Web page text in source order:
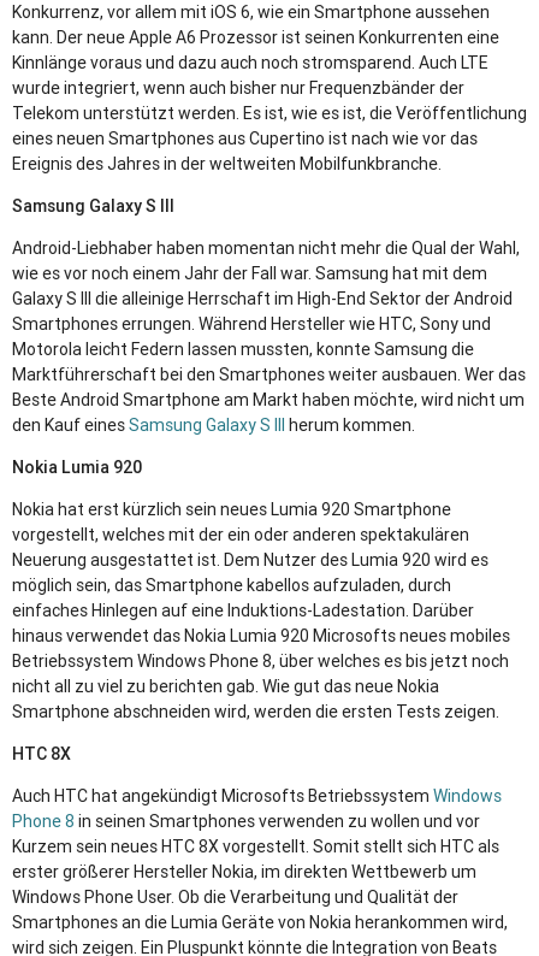
Konkurrenz, vor allem mit iOS 6, wie ein Smartphone aussehen
kann. Der neue Apple A6 Prozessor ist seinen Konkurrenten eine
Kinnlänge voraus und dazu auch noch stromsparend. Auch LTE
wurde integriert, wenn auch bisher nur Frequenzbänder der
Telekom unterstützt werden. Es ist, wie es ist, die Veröffentlichung
eines neuen Smartphones aus Cupertino ist nach wie vor das
Ereignis des Jahres in der weltweiten Mobilfunkbranche.
Samsung Galaxy S III
Android-Liebhaber haben momentan nicht mehr die Qual der Wahl,
wie es vor noch einem Jahr der Fall war. Samsung hat mit dem
Galaxy S III die alleinige Herrschaft im High-End Sektor der Android
Smartphones errungen. Während Hersteller wieHTC, Sony und
Motorola leicht Federn lassen mussten, konnte Samsung die
Marktführerschaft bei den Smartphones weiter ausbauen. Wer das
Beste Android Smartphone am Markt haben möchte, wird nicht um
den Kauf einesSamsung Galaxy S III herum kommen.
Nokia Lumia 920
Nokia hat erst kürzlich sein neues Lumia 920 Smartphone
vorgestellt, welches mit der ein oder anderen spektakulären
Neuerung ausgestattet ist. Dem Nutzer des Lumia 920 wird es
möglich sein, das Smartphone kabellos aufzuladen, durch
einfaches Hinlegen auf eine Induktions-Ladestation. Darüber
hinaus verwendet das Nokia Lumia 920 Microsofts neues mobiles
Betriebssystem Windows Phone 8, über welches es bis jetzt noch
nicht all zu viel zu berichten gab. Wie gut das neue Nokia
Smartphone abschneiden wird, werden die ersten Tests zeigen.
HTC 8X
Auch HTChat angekündigt Microsofts Betriebssystem Windows
Phone 8 in seinen Smartphones verwenden zu wollen und vor
Kurzem sein neuesHTC8X vorgestellt. Somit stellt sich HTCals
erster größerer Hersteller Nokia, im direkten Wettbewerb um
Windows Phone User. Ob die Verarbeitung und Qualität der
Smartphones an die Lumia Geräte von Nokia herankommen wird,
wird sich zeigen. Ein Pluspunkt könnte die Integration von Beats